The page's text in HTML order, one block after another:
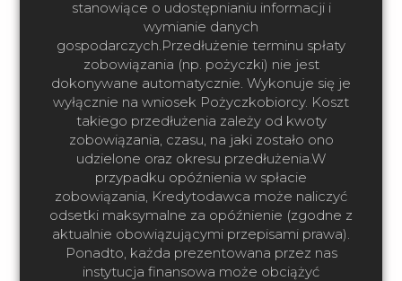
stanowiące o udostępnianiu informacji i
wymianie danych
gospodarczych.Przedłużenie terminu spłaty
zobowiązania (np. pożyczki) nie jest
dokonywane automatycznie. Wykonuje się je
wyłącznie na wniosek Pożyczkobiorcy. Koszt
takiego przedłużenia zależy od kwoty
zobowiązania, czasu, na jaki zostało ono
udzielone oraz okresu przedłużenia.W
przypadku opóźnienia w spłacie
zobowiązania, Kredytodawca może naliczyć
odsetki maksymalne za opóźnienie (zgodne z
aktualnie obowiązującymi przepisami prawa).
Ponadto, każda prezentowana przez nas
instytucja finansowa może obciążyć